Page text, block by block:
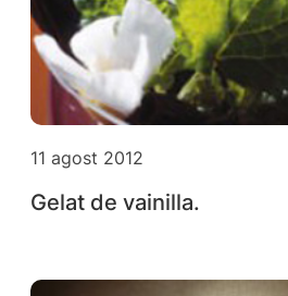
11 agost 2012
Gelat de vainilla.